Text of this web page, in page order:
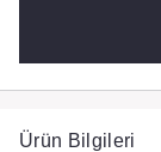
Ürün Bilgileri